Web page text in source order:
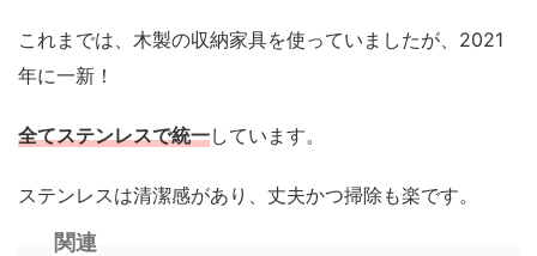
これまでは、木製の収納家具を使っていましたが、2021
年に一新！
全てステンレスで統一しています。
ステンレスは清潔感があり、丈夫かつ掃除も楽です。
関連